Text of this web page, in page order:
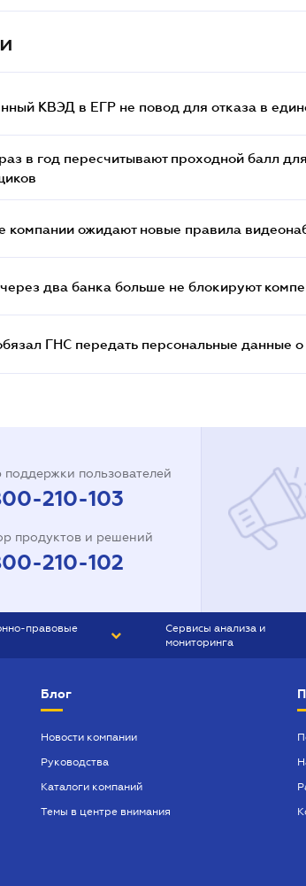
КВЭД в ЕГР не повод для отказа в
в год пересчитывают проходной балл
компании ожидают новые правила
два банка больше не блокируют
ГНС передать персональные данные
поддержки пользователей
210-103
продуктов и решений
210-102
правовые
ПРОФ
Сервисы анализа и
мониторинга
Блог
Новости компании
Руководства
Каталоги компаний
Темы в центре внимания